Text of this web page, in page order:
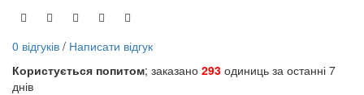
0 відгуків / Написати відгук
Користується попитом; заказано 293 одиниць за останні 7
днів